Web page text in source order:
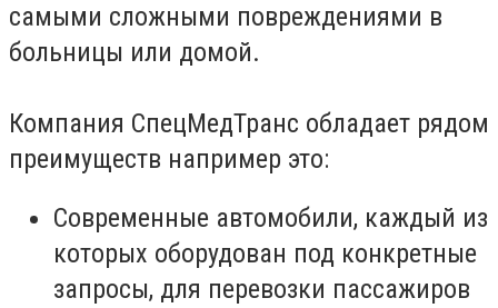
самыми сложными повреждениями в
больницы или домой.
Компания СпецМедТранс обладает рядом
преимуществ например это:
Современные автомобили, каждый из
которых оборудован под конкретные
запросы, для перевозки пассажиров